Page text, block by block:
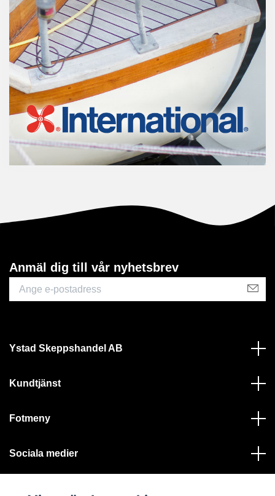
Anmäl dig till vår nyhetsbrev
Ystad Skeppshandel AB
Kundtjänst
Fotmeny
Sociala medier